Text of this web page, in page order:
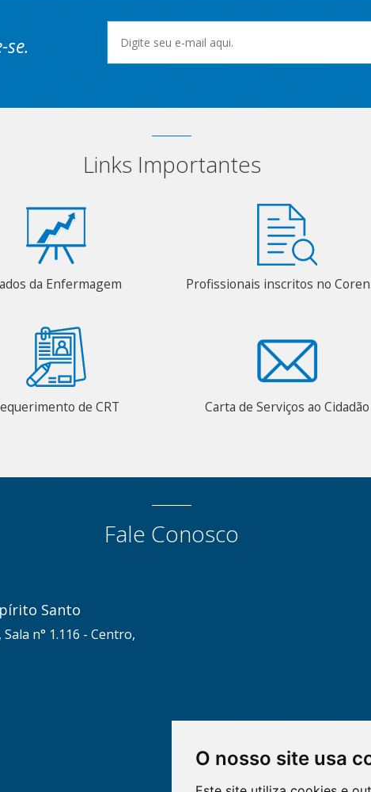
O nosso site usa
se.
Links Importantes
da Enfermagem Profissionais inscritos no
de CRT Carta de Serviços ao Cidadão
Fale Conosco
Santo
n° 1.116 - Centro,